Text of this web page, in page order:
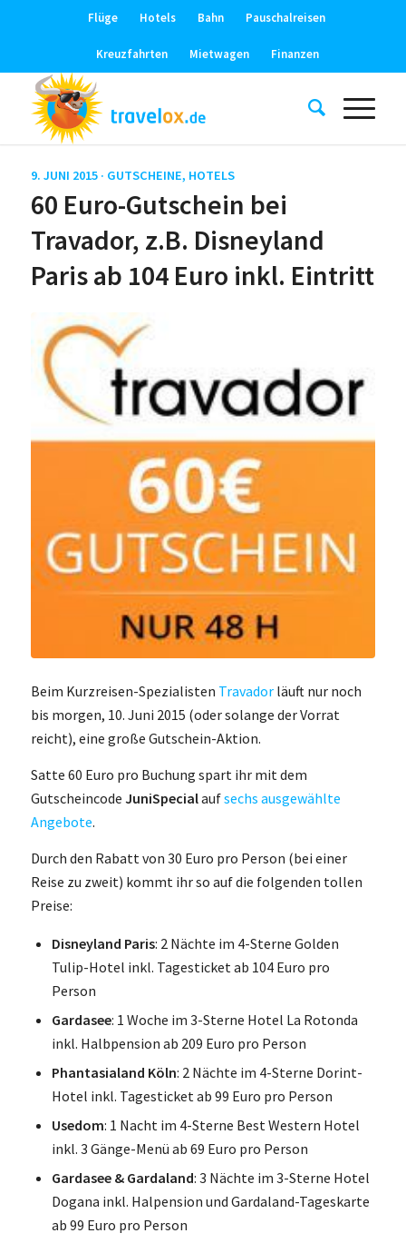
Flüge Hotels Bahn Pauschalreisen
Kreuzfahrten Mietwagen Finanzen
9. JUNI 2015 · GUTSCHEINE, HOTELS
60 Euro-Gutschein bei
Travador, z.B. Disneyland
Paris ab 104 Euro inkl. Eintritt
Beim Kurzreisen-Spezialisten Travadorläuft nur noch
bis morgen, 10. Juni 2015 (oder solange der Vorrat
reicht), eine große Gutschein-Aktion.
Satte 60 Euro pro Buchung spart ihr mit dem
Gutscheincode JuniSpecialaufsechs ausgewählte
Angebote.
Durch den Rabatt von 30 Euro pro Person (bei einer
Reise zu zweit) kommt ihr so auf die folgenden tollen
Preise:
Disneyland Paris: 2 Nächte im 4-Sterne Golden
Tulip-Hotel inkl. Tagesticket ab 104 Euro pro
Person
Gardasee: 1 Woche im 3-Sterne Hotel La Rotonda
inkl. Halbpension ab 209 Euro pro Person
Phantasialand Köln: 2 Nächte im 4-Sterne Dorint-
Hotel inkl. Tagesticket ab 99 Euro pro Person
Usedom: 1 Nacht im 4-Sterne Best Western Hotel
inkl. 3 Gänge-Menü ab 69 Euro pro Person
Gardasee & Gardaland: 3 Nächte im 3-Sterne Hotel
Dogana inkl. Halpension und Gardaland-Tageskarte
ab 99 Euro pro Person